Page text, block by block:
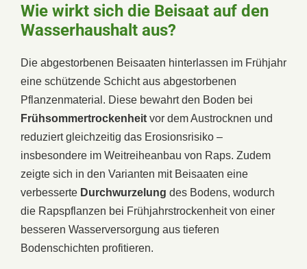
Wie wirkt sich die Beisaat auf den
Wasserhaushalt aus?
Die abgestorbenen Beisaaten hinterlassen im Frühjahr
eine schützende Schicht aus abgestorbenen
Pflanzenmaterial. Diese bewahrt den Boden bei
Frühsommertrockenheit vor dem Austrocknen und
reduziert gleichzeitig das Erosionsrisiko –
insbesondere im Weitreiheanbau von Raps. Zudem
zeigte sich in den Varianten mit Beisaaten eine
verbesserte Durchwurzelung des Bodens, wodurch
die Rapspflanzen bei Frühjahrstrockenheit von einer
besseren Wasserversorgung aus tieferen
Bodenschichten profitieren.